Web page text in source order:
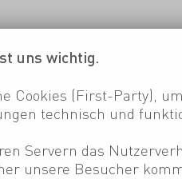
uns wichtig.
Cookies (First-Party),
technisch und
Servern das
unsere Besucher